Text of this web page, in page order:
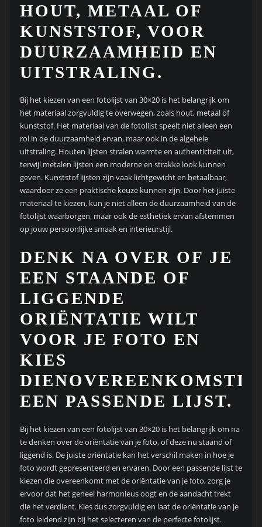
HOUT, METAAL OF
KUNSTSTOF, VOOR
DUURZAAMHEID EN
UITSTRALING.
Bij het kiezen van een fotolijst van 30×20 is het belangrijk om
het materiaal zorgvuldig te overwegen, zoals hout, metaal of
kunststof. Het materiaal van de fotolijst speelt niet alleen een
rol in de duurzaamheid ervan, maar ook in de algehele
uitstraling. Houten lijsten stralen warmte en authenticiteit uit,
terwijl metalen lijsten een moderne en strakke look kunnen
geven. Kunststof lijsten zijn vaak lichtgewicht en betaalbaar,
waardoor ze een praktische keuze kunnen zijn. Door het juiste
materiaal te kiezen, kun je niet alleen de duurzaamheid van de
fotolijst waarborgen, maar ook de esthetiek ervan afstemmen
op jouw persoonlijke smaak en interieurstijl.
DENK NA OVER OF JE
EEN STAANDE OF
LIGGENDE
ORIËNTATIE WILT
VOOR JE FOTO EN
KIES
DIENOVEREENKOMSTIG
EEN PASSENDE LIJST.
Bij het kiezen van een fotolijst van 30×20 is het belangrijk om na
te denken over de oriëntatie van je foto, of deze nu staand of
liggend is. De juiste oriëntatie kan het verschil maken in hoe je
foto wordt gepresenteerd en ervaren. Door een passende lijst te
kiezen die overeenkomt met de oriëntatie van je foto, zorg je
ervoor dat het geheel harmonieus oogt en de aandacht trekt
die het verdient. Kies dus zorgvuldig en laat de oriëntatie van je
foto leidend zijn bij het selecteren van de perfecte fotolijst.